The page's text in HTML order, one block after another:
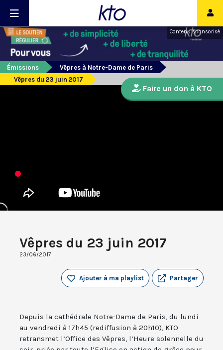
Contenu sponsorisé
Émissions
Vêpres à Notre-Dame de Paris
Vêpres du 23 juin 2017
Vêpres du 23 juin 2017
23/06/2017
Partager
Ajouter à ma playlist
Depuis la cathédrale Notre-Dame de Paris, du lundi
au vendredi à 17h45 (rediffusion à 20h10), KTO
retransmet l’Office des Vêpres, l’Heure solennelle du
Faire un don à KTO